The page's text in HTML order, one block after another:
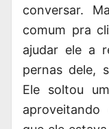
conversar.
comum pra
ajudar ele a
pernas dele,
Ele soltou